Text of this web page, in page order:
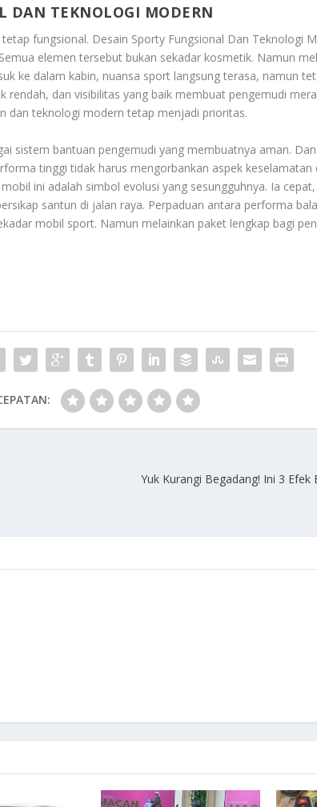
DAN TEKNOLOGI MODERN
fungsional. Desain Sporty Fungsional Dan Teknologi
elemen tersebut bukan sekadar kosmetik. Namun
ke dalam kabin, nuansa sport langsung terasa, namun
rendah, dan visibilitas yang baik membuat pengemudi
dan teknologi modern tetap menjadi prioritas.
sistem bantuan pengemudi yang membuatnya aman.
tinggi tidak harus mengorbankan aspek keselamatan
ini adalah simbol evolusi yang sesungguhnya. Ia
santun di jalan raya. Perpaduan antara performa
mobil sport. Namun melainkan paket lengkap bagi
Yuk Kurangi Begadang! Ini 3 Efek